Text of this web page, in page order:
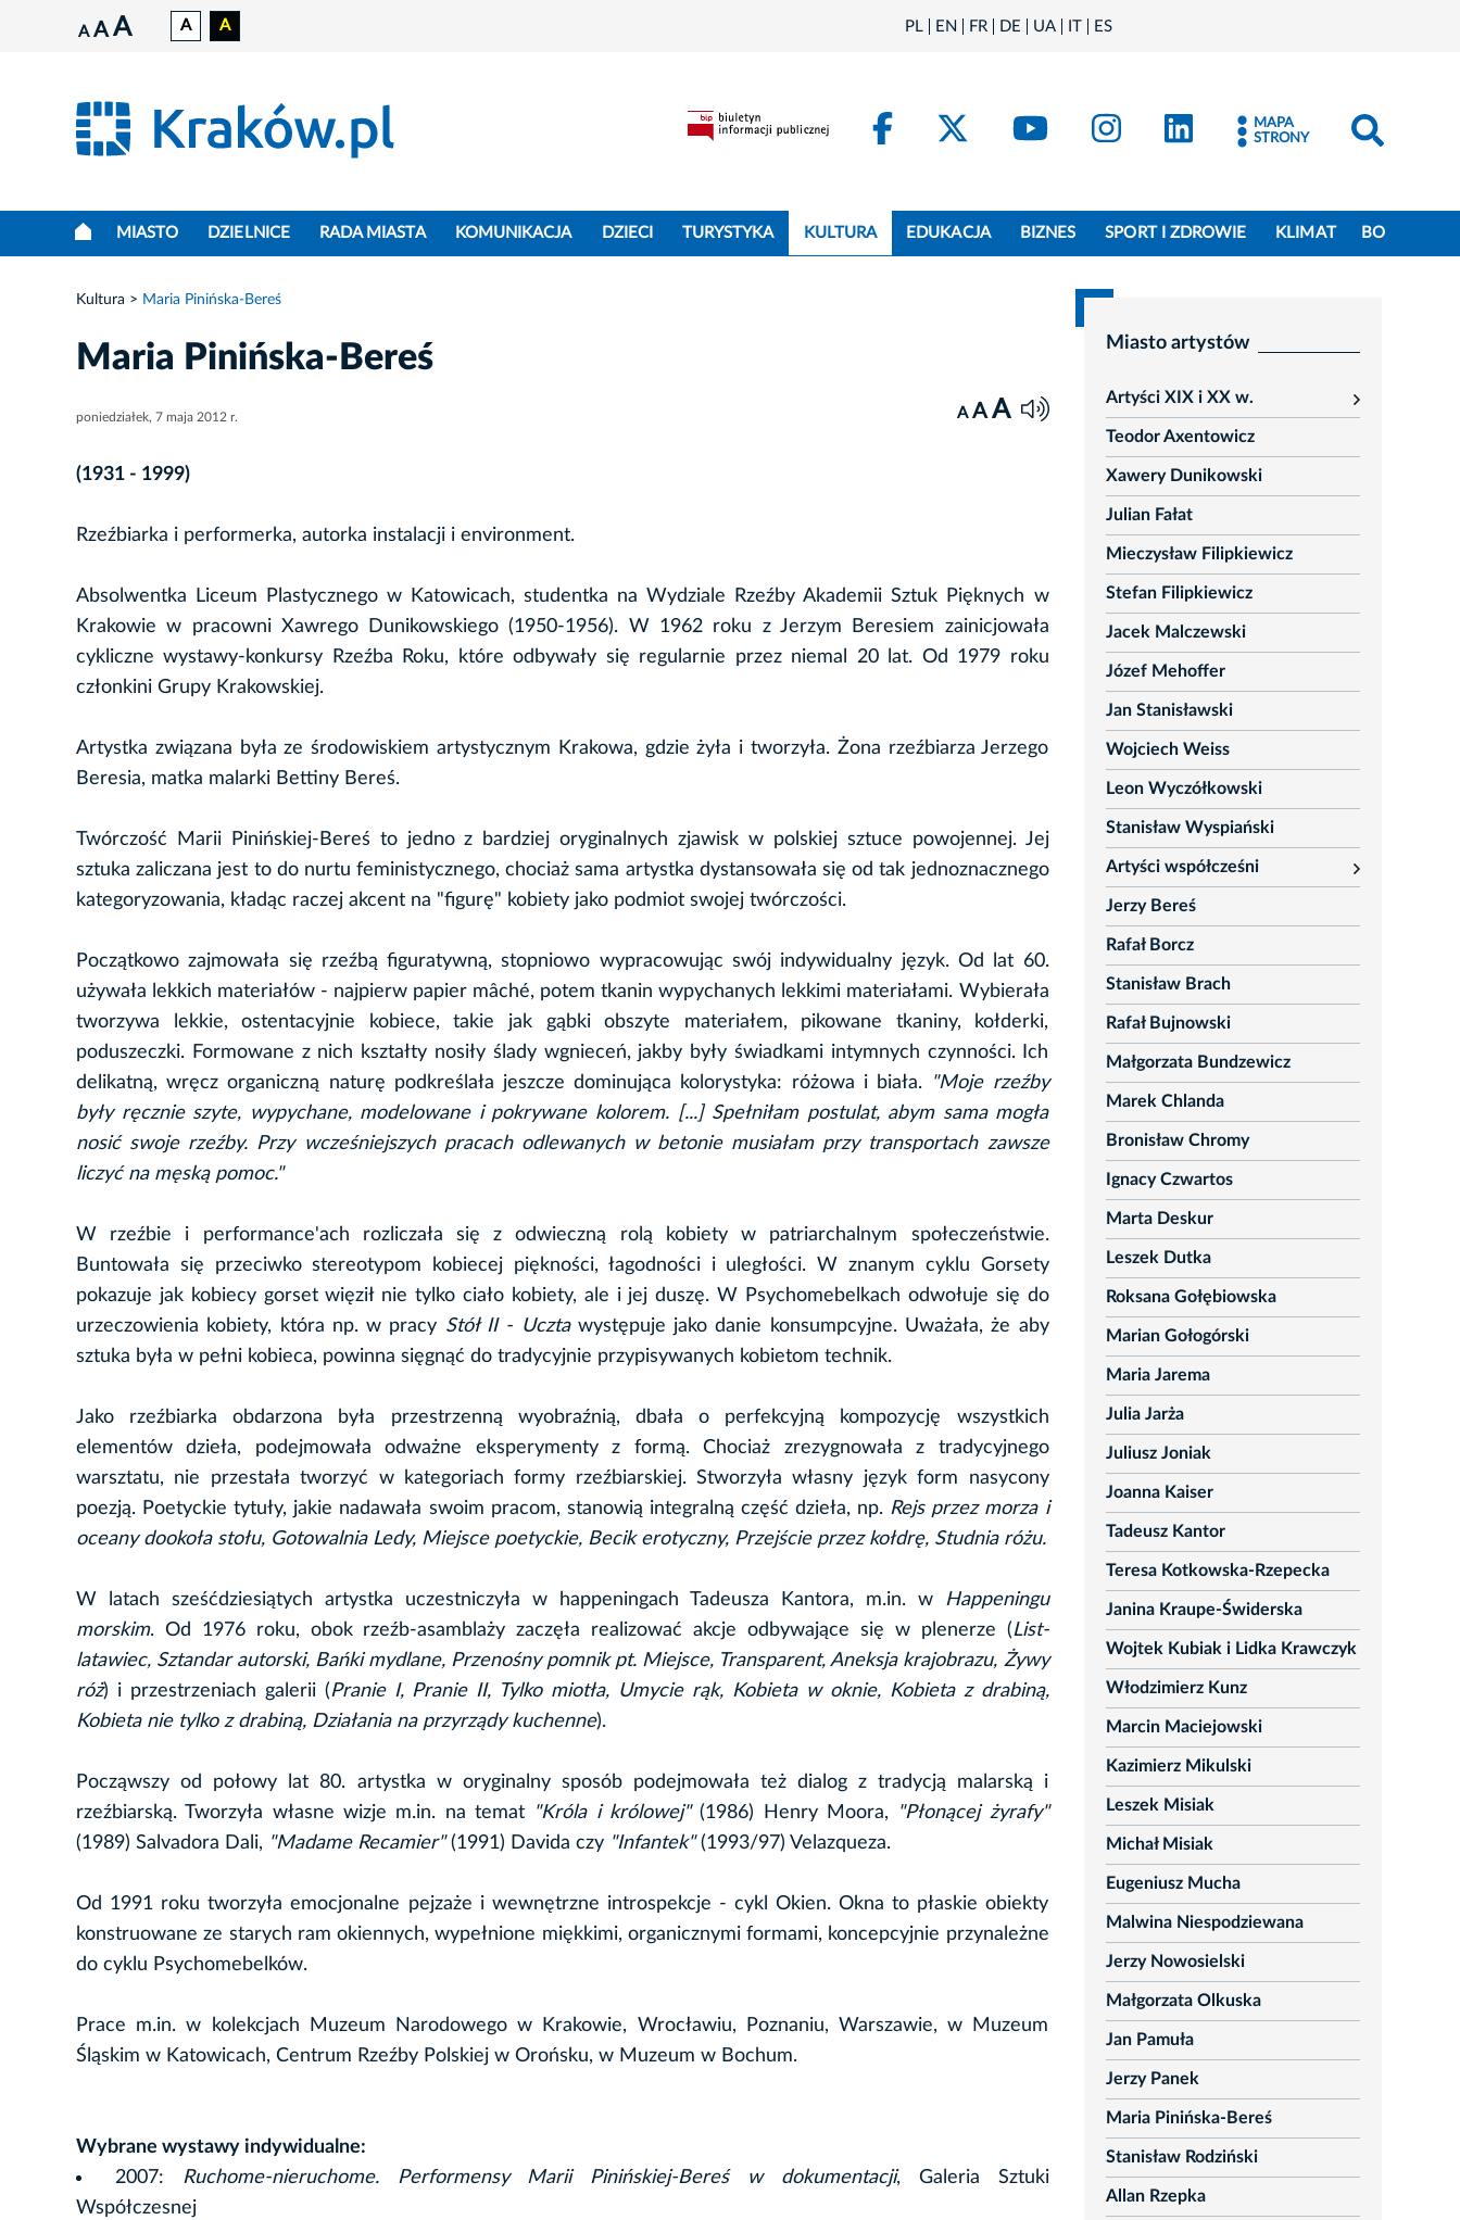
A A A A A PL EN FR DE UA IT ES
FacebookKraków - X
Kraków - YouTube
Kraków - Instagram
Kraków - LinkedIn
MAPA
STRONY
MIASTO DZIELNICE RADA MIASTA KOMUNIKACJA DZIECI TURYSTYKA KULTURA EDUKACJA BIZNES SPORT I ZDROWIE KLIMAT BO
Kultura Maria Pinińska-Bereś
Maria Pinińska-Bereś
poniedziałek, 7 maja 2012 r. A A A
(1931 - 1999)
Rzeźbiarka i performerka, autorka instalacji i environment.
Absolwentka Liceum Plastycznego w Katowicach, studentka na Wydziale Rzeźby Akademii Sztuk Pięknych w
Krakowie w pracowni Xawrego Dunikowskiego (1950-1956). W 1962 roku z Jerzym Beresiem zainicjowała
cykliczne wystawy-konkursy Rzeźba Roku, które odbywały się regularnie przez niemal 20 lat. Od 1979 roku
członkini Grupy Krakowskiej.
Artystka związana była ze środowiskiem artystycznym Krakowa, gdzie żyła i tworzyła. Żona rzeźbiarza Jerzego
Beresia, matka malarki Bettiny Bereś.
Twórczość Marii Pinińskiej-Bereś to jedno z bardziej oryginalnych zjawisk w polskiej sztuce powojennej. Jej
sztuka zaliczana jest to do nurtu feministycznego, chociaż sama artystka dystansowała się od tak jednoznacznego
kategoryzowania, kładąc raczej akcent na "figurę" kobiety jako podmiot swojej twórczości.
Początkowo zajmowała się rzeźbą figuratywną, stopniowo wypracowując swój indywidualny język. Od lat 60.
używała lekkich materiałów - najpierw papier mâché, potem tkanin wypychanych lekkimi materiałami. Wybierała
tworzywa lekkie, ostentacyjnie kobiece, takie jak gąbki obszyte materiałem, pikowane tkaniny, kołderki,
poduszeczki. Formowane z nich kształty nosiły ślady wgnieceń, jakby były świadkami intymnych czynności. Ich
delikatną, wręcz organiczną naturę podkreślała jeszcze dominująca kolorystyka: różowa i biała.
"Moje rzeźby
były ręcznie szyte, wypychane, modelowane i pokrywane kolorem. [...] Spełniłam postulat, abym sama mogła
nosić swoje rzeźby. Przy wcześniejszych pracach odlewanych w betonie musiałam przy transportach zawsze
liczyć na męską pomoc."
W rzeźbie i performance'ach rozliczała się z odwieczną rolą kobiety w patriarchalnym społeczeństwie.
Buntowała się przeciwko stereotypom kobiecej piękności, łagodności i uległości. W znanym cyklu Gorsety
pokazuje jak kobiecy gorset więził nie tylko ciało kobiety, ale i jej duszę. W Psychomebelkach odwołuje się do
urzeczowienia kobiety, która np. w pracy Stół II - Ucztawystępuje jako danie konsumpcyjne. Uważała, że aby
sztuka była w pełni kobieca, powinna sięgnąć do tradycyjnie przypisywanych kobietom technik.
Jako rzeźbiarka obdarzona była przestrzenną wyobraźnią, dbała o perfekcyjną kompozycję wszystkich
elementów dzieła, podejmowała odważne eksperymenty z formą. Chociaż zrezygnowała z tradycyjnego
warsztatu, nie przestała tworzyć w kategoriach formy rzeźbiarskiej. Stworzyła własny język form nasycony
poezją. Poetyckie tytuły, jakie nadawała swoim pracom, stanowią integralną część dzieła, np. Rejs przez morza i
oceany dookoła stołu, Gotowalnia Ledy, Miejsce poetyckie, Becik erotyczny, Przejście przez kołdrę, Studnia różu.
W latach sześćdziesiątych artystka uczestniczyła w happeningach Tadeusza Kantora, m.in. w Happeningu
morskim. Od 1976 roku, obok rzeźb-asamblaży zaczęła realizować akcje odbywające się w plenerze (List-
latawiec, Sztandar autorski, Bańki mydlane, Przenośny pomnik pt. Miejsce, Transparent, Aneksja krajobrazu, Żywy
róż) i przestrzeniach galerii (Pranie I, Pranie II, Tylko miotła, Umycie rąk, Kobieta w oknie, Kobieta z drabiną,
Kobieta nie tylko z drabiną, Działania na przyrządy kuchenne).
Począwszy od połowy lat 80. artystka w oryginalny sposób podejmowała też dialog z tradycją malarską i
rzeźbiarską. Tworzyła własne wizje m.in. na temat
"Króla i królowej"(1986) Henry Moora,
"Płonącej żyrafy"
(1989) Salvadora Dali, "Madame Recamier"(1991) Davida czy "Infantek"(1993/97) Velazqueza.
Od 1991 roku tworzyła emocjonalne pejzaże i wewnętrzne introspekcje - cykl Okien. Okna to płaskie obiekty
konstruowane ze starych ram okiennych, wypełnione miękkimi, organicznymi formami, koncepcyjnie przynależne
do cyklu Psychomebelków.
Prace m.in. w kolekcjach Muzeum Narodowego w Krakowie, Wrocławiu, Poznaniu, Warszawie, w Muzeum
Śląskim w Katowicach, Centrum Rzeźby Polskiej w Orońsku, w Muzeum w Bochum.
Wybrane wystawy indywidualne:
2007: Ruchome-nieruchome. Performensy Marii Pinińskiej-Bereś w dokumentacji, Galeria Sztuki
Współczesnej
Miasto artystów
Artyści XIX i XX w.
rozwiń
Teodor Axentowicz
Xawery Dunikowski
Julian Fałat
Mieczysław Filipkiewicz
Stefan Filipkiewicz
Jacek Malczewski
Józef Mehoffer
Jan Stanisławski
Wojciech Weiss
Leon Wyczółkowski
Stanisław Wyspiański
Artyści współcześni
rozwiń
Jerzy Bereś
Rafał Borcz
Stanisław Brach
Rafał Bujnowski
Małgorzata Bundzewicz
Marek Chlanda
Bronisław Chromy
Ignacy Czwartos
Marta Deskur
Leszek Dutka
Roksana Gołębiowska
Marian Gołogórski
Maria Jarema
Julia Jarża
Juliusz Joniak
Joanna Kaiser
Tadeusz Kantor
Teresa Kotkowska-Rzepecka
Janina Kraupe-Świderska
Wojtek Kubiak i Lidka Krawczyk
Włodzimierz Kunz
Marcin Maciejowski
Kazimierz Mikulski
Leszek Misiak
Michał Misiak
Eugeniusz Mucha
Malwina Niespodziewana
Jerzy Nowosielski
Małgorzata Olkuska
Jan Pamuła
Jerzy Panek
Maria Pinińska-Bereś
Stanisław Rodziński
Allan Rzepka